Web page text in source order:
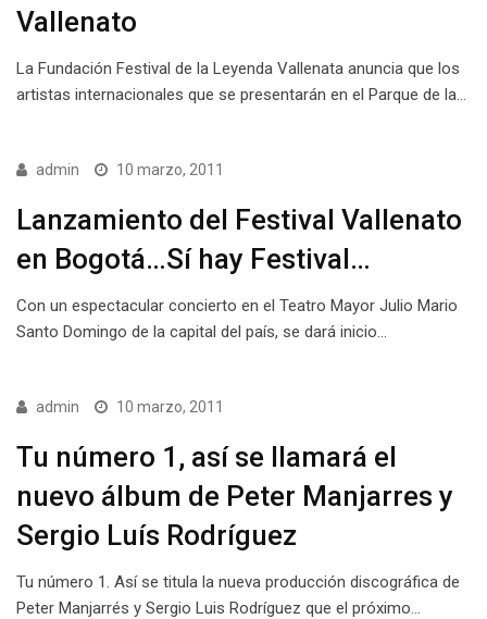
Vallenato
La Fundación Festival de la Leyenda Vallenata anuncia que los
artistas internacionales que se presentarán en el Parque de la…
admin 10 marzo, 2011
Lanzamiento del Festival Vallenato
en Bogotá…Sí hay Festival…
Con un espectacular concierto en el Teatro Mayor Julio Mario
Santo Domingo de la capital del país, se dará inicio…
admin 10 marzo, 2011
Tu número 1, así se llamará el
nuevo álbum de Peter Manjarres y
Sergio Luís Rodríguez
Tu número 1. Así se titula la nueva producción discográfica de
Peter Manjarrés y Sergio Luis Rodríguez que el próximo…